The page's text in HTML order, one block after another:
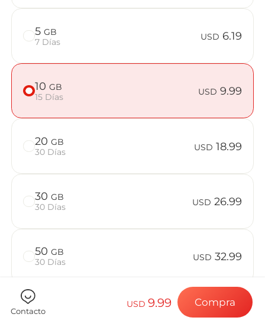
Ventajas
Preguntas
Elija su
Instale su
Disfrute de su
Conexión a
5 GB
7 Días
USD 6.19
10 GB
15 Días
USD 9.99
20 GB
30 Días
USD 18.99
30 GB
30 Días
USD 26.99
50 GB
30 Días
USD 32.99
Contacto
USD9.99 Compra